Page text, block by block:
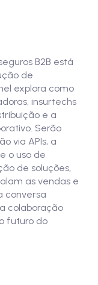
B2B está
de
explora como
insurtechs
e a
Serão
via APIs, a
o uso de
de soluções,
as vendas e
conversa
colaboração
futuro do